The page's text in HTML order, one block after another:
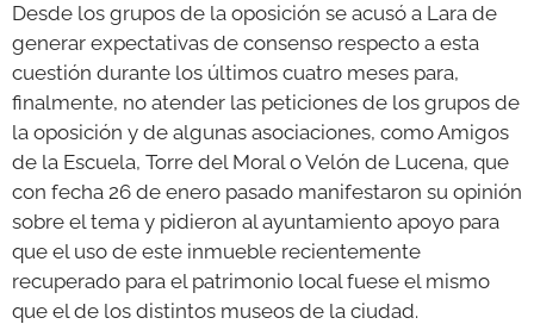
Desde los grupos de la oposición se acusó a Lara de
generar expectativas de consenso respecto a esta
cuestión durante los últimos cuatro meses para,
finalmente, no atender las peticiones de los grupos de
la oposición y de algunas asociaciones, como Amigos
de la Escuela, Torre del Moral o Velón de Lucena, que
con fecha 26 de enero pasado manifestaron su opinión
sobre el tema y pidieron al ayuntamiento apoyo para
que el uso de este inmueble recientemente
recuperado para el patrimonio local fuese el mismo
que el de los distintos museos de la ciudad.